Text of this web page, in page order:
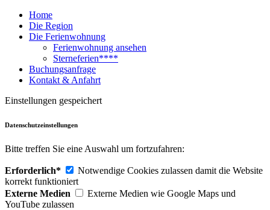
Home
Die Region
Die Ferienwohnung
Ferienwohnung ansehen
Sterneferien****
Buchungsanfrage
Kontakt & Anfahrt
Einstellungen gespeichert
Datenschutzeinstellungen
Bitte treffen Sie eine Auswahl um fortzufahren:
Erforderlich*
Notwendige Cookies zulassen damit die Website
korrekt funktioniert
Externe Medien
Externe Medien wie Google Maps und
YouTube zulassen